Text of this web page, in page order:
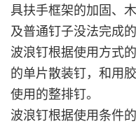
具扶手框架的加固、
及普通钉子没法完成的
波浪钉根据使用方式
的单片散装钉，和用
使用的整排钉。
波浪钉根据使用条件